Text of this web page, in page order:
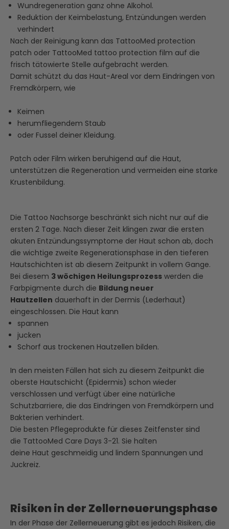
Wundregeneration ganz ohne Alkohol.
Reduktion der Keimbelastung, Entzündungen werden
verhindert
Nach der Reinigung kann das TattooMed protection
patch oder TattooMed tattoo protection film auf die
frisch tätowierte Stelle aufgebracht werden.
Damit schützt du das Haut-Areal vor dem Eindringen von
Fremdkörpern, wie
Keimen
herumfliegendem Staub
oder Fussel deiner Kleidung.
Patch oder Film wirken beruhigend auf die Haut,
unterstützen die Regeneration und vermeiden eine starke
Krustenbildung.
Die Tattoo Nachsorge beschränkt sich nicht nur auf die
ersten 2 Tage. Nach dieser Zeit klingen zwar die ersten
akuten Entzündungssymptome der Haut schon ab, doch
die wichtige zweite Regenerationsphase in den tieferen
Hautschichten ist ab diesem Zeitpunkt in vollem Gange.
Bei diesem 3 wöchigen Heilungsprozess werden die
Farbpigmente durch die Bildung neuer
Hautzellen dauerhaft in der Dermis (Lederhaut)
eingeschlossen. Die Haut kann
spannen
jucken
Schorf aus trockenen Hautzellen bilden.
In den meisten Fällen hat sich zu diesem Zeitpunkt die
oberste Hautschicht (Epidermis) schon wieder
verschlossen und verfügt über eine natürliche
Schutzbarriere, die das Eindringen von Fremdkörpern und
Bakterien verhindert.
Die besten Pflegeprodukte für dieses Zeitfenster sind
die TattooMed Care Days 3-21. Sie halten
deine Haut geschmeidig und lindern Spannungen und
Juckreiz.
Risiken in der Zellerneuerungsphase
In der Phase der Zellerneuerung gibt es jedoch Risiken, die